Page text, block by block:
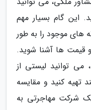
این گام بسیار مهم
های موجود را به طور
قیمت ها آشنا شوید.
می توانید لیستی از
تهیه کنید و مقایسه
یک شرکت مهاجرتی به